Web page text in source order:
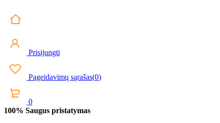
Prisijungti
Pageidavimų sąrašas(0)
0
100% Saugus pristatymas